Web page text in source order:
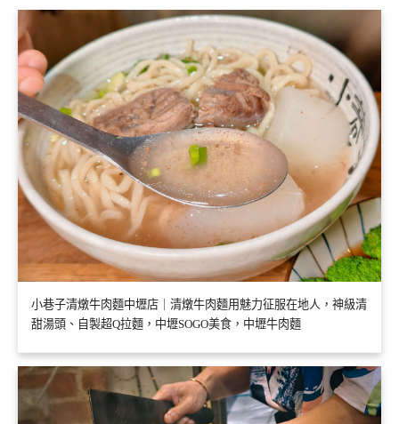
小巷子清燉牛肉麵中壢店｜清燉牛肉麵用魅力征服在地人，神級清
甜湯頭、自製超Q拉麵，中壢SOGO美食，中壢牛肉麵